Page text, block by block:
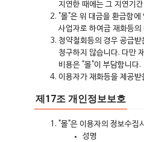
지연한 때에는 그 지연기
"몰"은 위 대금을 환급함
사업자로 하여금 재화등
청약철회등의 경우 공급
청구하지 않습니다. 다만
비용은 "몰"이 부담합니다.
이용자가 재화등을 제공
제17조 개인정보보호
"몰"은 이용자의 정보수
성명